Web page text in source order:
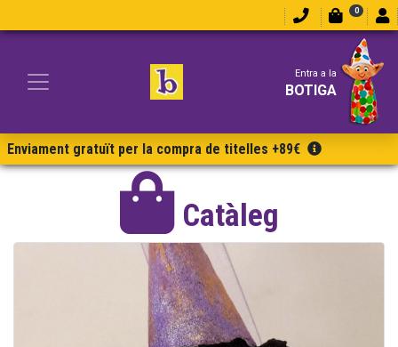
0
Entra a la
BOTIGA
Enviament gratuït per la compra de titelles +89€
Catàleg